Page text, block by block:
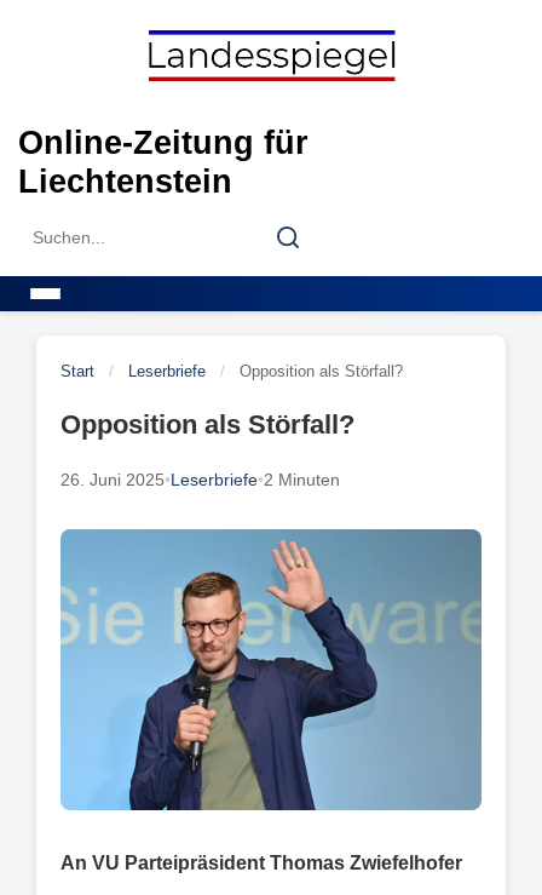
Online-Zeitung für
Liechtenstein
Search
Search
Start / Leserbriefe / Opposition als Störfall?
Opposition als Störfall?
26. Juni 2025•Leserbriefe•2 Minuten
An VU Parteipräsident Thomas Zwiefelhofer